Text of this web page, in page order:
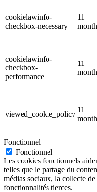
cookielawinfo-
checkbox-necessary
11
cookielawinfo-
checkbox-
performance
11
viewed_cookie_policy
11
Fonctionnel
Fonctionnel
Les cookies fonctionnels
telles que le partage du
médias sociaux, la collecte de
fonctionnalités tierces.